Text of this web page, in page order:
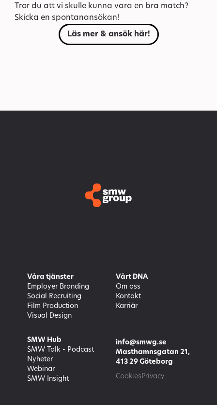
Tror du att vi skulle kunna vara en bra match?
Skicka en spontanansökan!
Läs mer & ansök här!
Våra tjänster
Employer Branding
Social Recruiting
Film Production
Visual Design
Vårt DNA
Om oss
Kontakt
Karriär
SMW Hub
SMW Talk - Podcast
Nyheter
Webinar
SMW Insight
info@smwg.se
Masthamnsgatan 21,
413 29 Göteborg
Cookies Privacy